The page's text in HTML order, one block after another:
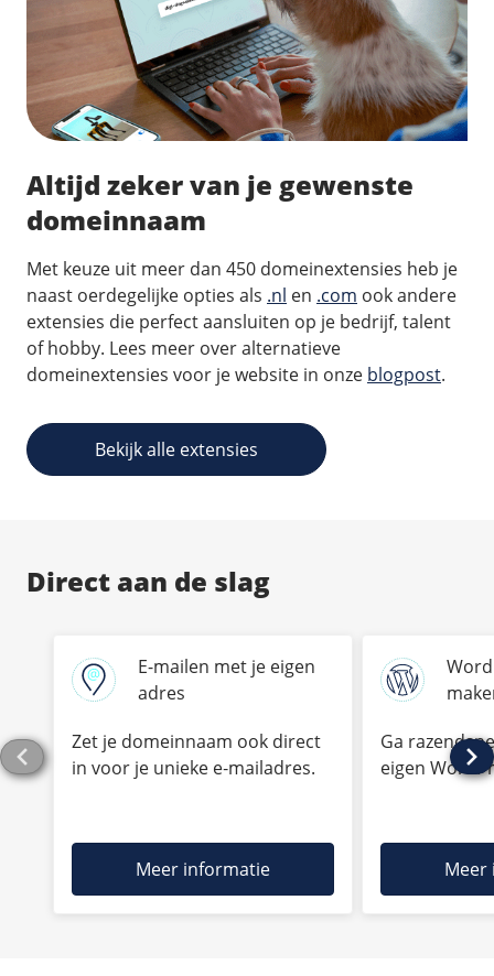
Altijd zeker van je gewenste
domeinnaam
Met keuze uit meer dan 450 domeinextensies heb je
naast oerdegelijke opties als .nl en .com ook andere
extensies die perfect aansluiten op je bedrijf, talent
of hobby. Lees meer over alternatieve
domeinextensies voor je website in onze blogpost.
Bekijk alle extensies
Direct aan de slag
E-mailen met je eigen
adres
Zet je domeinnaam ook direct
in voor je unieke e‑mailadres.
Meer informatie
Ga
eigen